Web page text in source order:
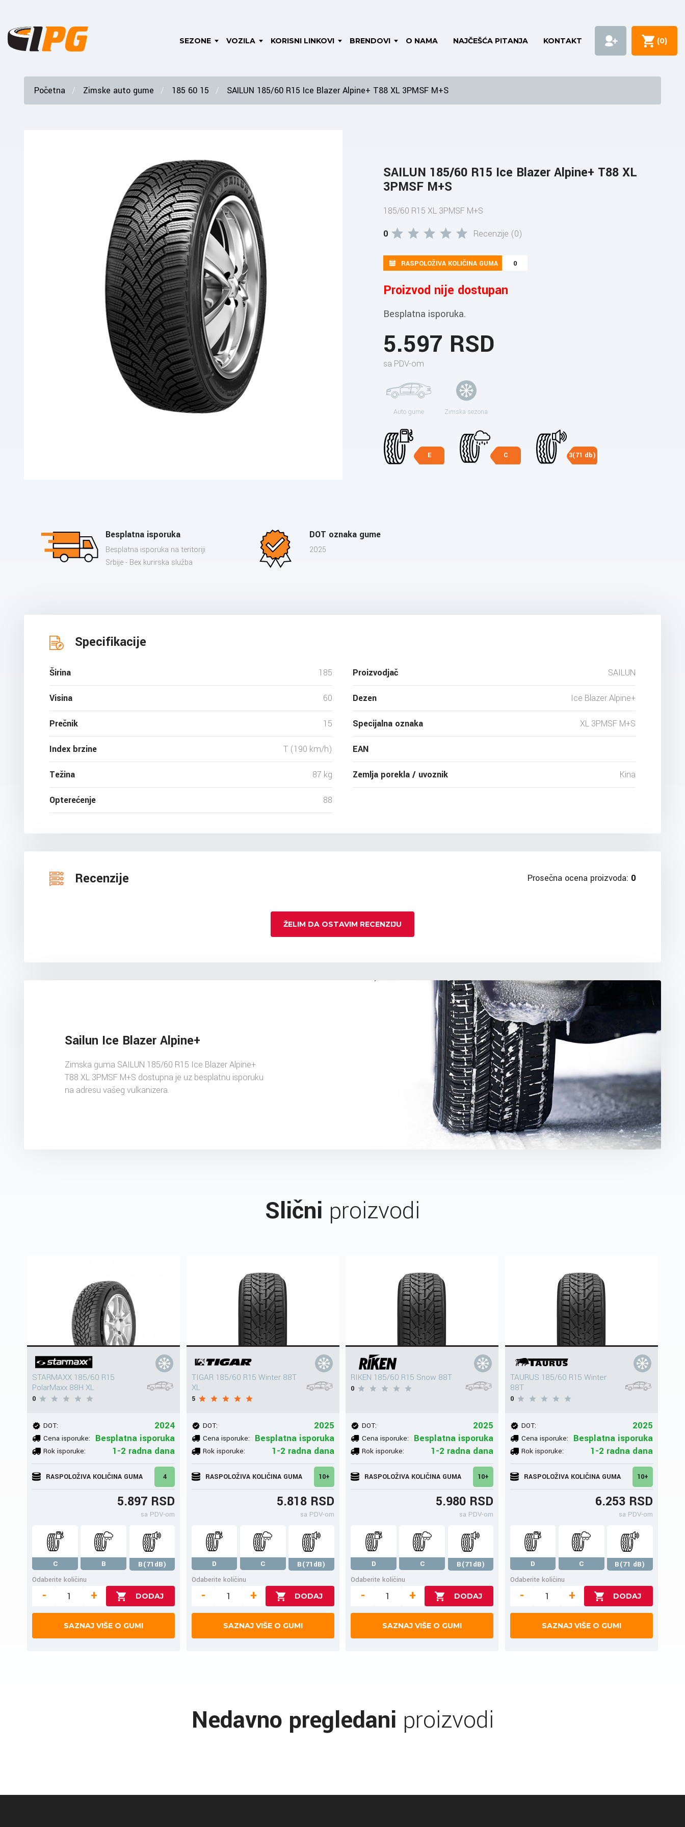
SEZONE VOZILA KORISNI LINKOVI BRENDOVI O NAMA NAJČEŠĆA PITANJA KONTAKT (0)
Početna Zimske auto gume 185 60 15 SAILUN 185/60 R15 Ice Blazer Alpine+ T88 XL 3PMSF M+S
SAILUN 185/60 R15 Ice Blazer Alpine+ T88 XL
3PMSF M+S
185/60 R15 XL 3PMSF M+S
0
Recenzije (0)
RASPOLOŽIVA KOLIČINA GUMA 0
Proizvod nije dostupan
Besplatna isporuka.
5.597 RSD
sa PDV-om
Auto gume Zimska sezona
E C 3(71 db)
Besplatna isporuka
Besplatna isporuka na teritoriji
Srbije - Bex kurirska služba
DOT oznaka gume
2025
Specifikacije
Širina 185
Visina 60
Prečnik 15
Index brzine T (190 km/h)
Težina 87 kg
Opterećenje 88
Proizvodjač SAILUN
Dezen Ice Blazer Alpine+
Specijalna oznaka XL 3PMSF M+S
EAN
Zemlja porekla / uvoznik Kina
Recenzije Prosečna ocena proizvoda: 0
ŽELIM DA OSTAVIM RECENZIJU
Sailun Ice Blazer Alpine+
Zimska guma SAILUN 185/60 R15 Ice Blazer Alpine+
T88 XL 3PMSF M+S dostupna je uz besplatnu isporuku
na adresu vašeg vulkanizera.
Slični proizvodi
STARMAXX 185/60 R15
PolarMaxx 88H XL
0
DOT: 2024
Cena isporuke: Besplatna isporuka
Rok isporuke: 1-2 radna dana
RASPOLOŽIVA KOLIČINA GUMA 4
5.897 RSD
sa PDV-om
C B
B(71dB)
Odaberite količinu
- +
SAZNAJ VIŠE O GUMI
TIGAR 185/60 R15 Winter 88T
XL
5
DOT: 2025
Cena isporuke: Besplatna isporuka
Rok isporuke: 1-2 radna dana
RASPOLOŽIVA KOLIČINA GUMA 10+
5.818 RSD
sa PDV-om
D C
B(71dB)
Odaberite količinu
- +
SAZNAJ VIŠE O GUMI
RIKEN 185/60 R15 Snow 88T
0
DOT: 2025
Cena isporuke: Besplatna isporuka
Rok isporuke: 1-2 radna dana
RASPOLOŽIVA KOLIČINA GUMA 10+
5.980 RSD
sa PDV-om
D C
B(71dB)
Odaberite količinu
- +
SAZNAJ VIŠE O GUMI
TAURUS 185/60 R15 Winter
88T
0
DOT: 2025
Cena isporuke: Besplatna isporuka
Rok isporuke: 1-2 radna dana
RASPOLOŽIVA KOLIČINA GUMA 10+
6.253 RSD
sa PDV-om
D C
B(71 dB)
Odaberite količinu
- +
SAZNAJ VIŠE O GUMI
Nedavno pregledani proizvodi